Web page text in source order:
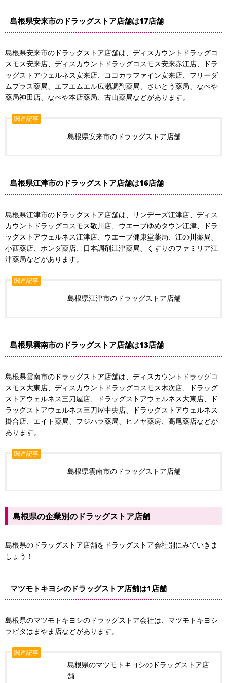
島根県安来市のドラッグストア店舗は17店舗
島根県安来市のドラッグストア店舗は、ディスカウントドラッグコ
スモス安来店、ディスカウントドラッグコスモス安来赤江店、ドラ
ッグストアウェルネス安来店、ココカラファイン安来店、フリーダ
ムプラス薬局、エフエムエル広瀬調剤薬局、さいとう薬局、なべや
薬局神田店、なべや本店薬局、古山薬局などがあります。
関連記事
島根県安来市のドラッグストア店舗
島根県江津市のドラッグストア店舗は16店舗
島根県江津市のドラッグストア店舗は、サンデーズ江津店、ディス
カウントドラッグコスモス敬川店、ウエーブゆめタウン江津、ドラ
ッグストアウェルネス江津店、ウエーブ健康堂薬局、江の川薬局、
小西薬店、ホンダ薬店、日本調剤江津薬局、くすりのファミリア江
津薬局などがあります。
関連記事
島根県江津市のドラッグストア店舗
島根県雲南市のドラッグストア店舗は13店舗
島根県雲南市のドラッグストア店舗は、ディスカウントドラッグコ
スモス大東店、ディスカウントドラッグコスモス木次店、ドラッグ
ストアウェルネス三刀屋店、ドラッグストアウェルネス大東店、ド
ラッグストアウェルネス三刀屋中央店、ドラッグストアウェルネス
掛合店、エイト薬局、フジハラ薬局、ヒノヤ薬房、高尾薬店などが
あります。
関連記事
島根県雲南市のドラッグストア店舗
島根県の企業別のドラッグストア店舗
島根県のドラッグストア店舗をドラッグストア会社別にみていきま
しょう！
マツモトキヨシのドラッグストア店舗は1店舗
島根県のマツモトキヨシのドラッグストア会社は、マツモトキヨシ
ラピタはまやま店などがあります。
関連記事
島根県のマツモトキヨシのドラッグストア店
舗